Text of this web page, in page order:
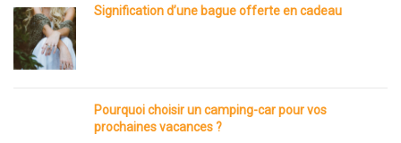
Signification d’une bague offerte en cadeau
Pourquoi choisir un camping-car pour vos
prochaines vacances ?